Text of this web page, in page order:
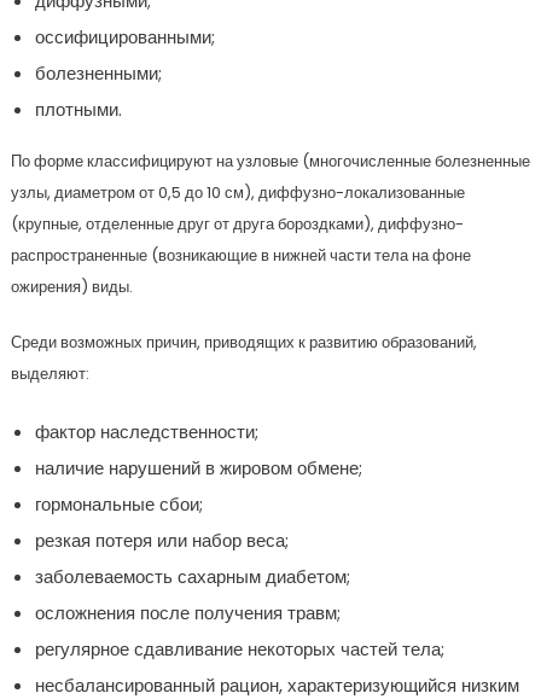
оссифицированными;
болезненными;
плотными.
По форме классифицируют на узловые (многочисленные болезненные
узлы, диаметром от 0,5 до 10 см), диффузно-локализованные
(крупные, отделенные друг от друга бороздками), диффузно-
распространенные (возникающие в нижней части тела на фоне
ожирения) виды.
Среди возможных причин, приводящих к развитию образований,
выделяют:
фактор наследственности;
наличие нарушений в жировом обмене;
гормональные сбои;
резкая потеря или набор веса;
заболеваемость сахарным диабетом;
осложнения после получения травм;
регулярное сдавливание некоторых частей тела;
несбалансированный рацион, характеризующийся низким